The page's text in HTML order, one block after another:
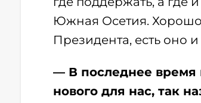
Южная Осетия.
Президента, есть оно
— В последнее время
нового для нас, так